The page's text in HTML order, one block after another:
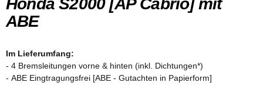
Honda S2000 [AP Cabrio] mit
ABE
Im Lieferumfang:
- 4 Bremsleitungen vorne & hinten (inkl. Dichtungen*)
- ABE Eingtragungsfrei [ABE - Gutachten in Papierform]